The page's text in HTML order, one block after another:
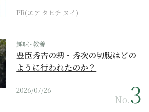
PR(エア タヒチ ヌイ)
趣味･教養
豊臣秀吉の甥・秀次の切腹はどの
ように行われたのか？
2026/07/26
No.